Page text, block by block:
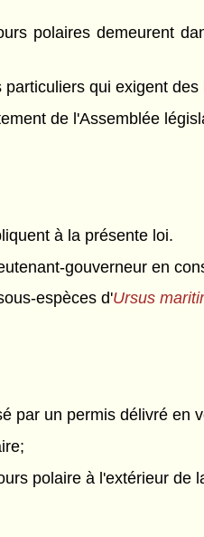
polaires demeurent
qui exigent
de l'Assemblée
à la présente loi.
gouverneur en
espèces d'Ursus
par un permis délivré en
polaire à l'extérieur de